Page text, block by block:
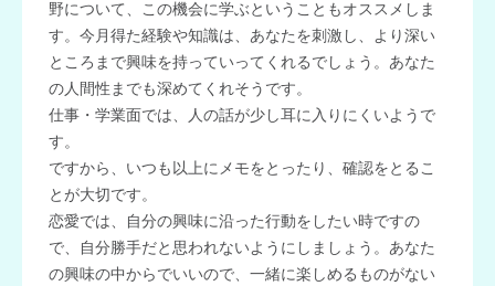
野について、この機会に学ぶということもオススメしま
す。今月得た経験や知識は、あなたを刺激し、より深い
ところまで興味を持っていってくれるでしょう。あなた
の人間性までも深めてくれそうです。
仕事・学業面では、人の話が少し耳に入りにくいようで
す。
ですから、いつも以上にメモをとったり、確認をとるこ
とが大切です。
恋愛では、自分の興味に沿った行動をしたい時ですの
で、自分勝手だと思われないようにしましょう。あなた
の興味の中からでいいので、一緒に楽しめるものがない